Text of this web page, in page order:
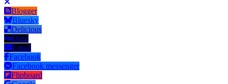
Blogger
Bluesky
Delicious
Digg
Email
Facebook
Facebook messenger
Flipboard